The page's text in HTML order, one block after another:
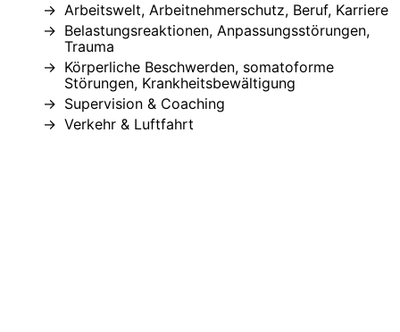
Arbeitswelt, Arbeitnehmerschutz, Beruf, Karriere
Belastungsreaktionen, Anpassungsstörungen,
Trauma
Körperliche Beschwerden, somatoforme
Störungen, Krankheitsbewältigung
Supervision & Coaching
Verkehr & Luftfahrt